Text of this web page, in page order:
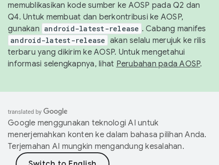
memublikasikan kode sumber ke AOSP pada Q2 dan
Q4. Untuk membuat dan berkontribusi ke AOSP,
gunakan android-latest-release . Cabang manifes
android-latest-release akan selalu merujuk ke rilis
terbaru yang dikirim ke AOSP. Untuk mengetahui
informasi selengkapnya, lihat Perubahan pada AOSP.
Google menggunakan teknologi AI untuk
menerjemahkan konten ke dalam bahasa pilihan Anda.
Terjemahan AI mungkin mengandung kesalahan.